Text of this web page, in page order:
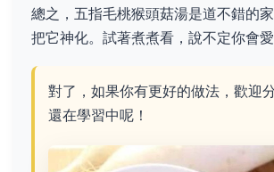
總之，五指毛桃猴頭菇湯是道不錯的
把它神化。試著煮煮看，說不定你會愛
對了，如果你有更好的做法，歡迎
還在學習中呢！